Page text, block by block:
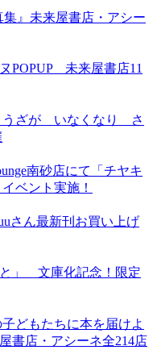
』未来屋書店・アシー
POPUP 未来屋書店11
うざが いなくなり さ
南砂店にて「チヤキ
ベント実施！
さん最新刊お買い上げ
」 文庫化記念！限定
子どもたちに本を届けよ
書店・アシーネ全214店